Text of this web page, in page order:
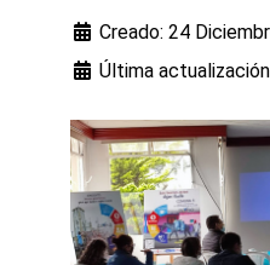
Creado: 24
Última